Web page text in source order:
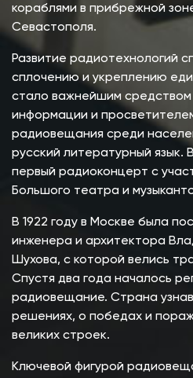
кораблями в прибрежной
Севастополя.
Развитие радиотехнологий
сплочению и укреплению
стало важнейшим
информации и
радиовещания среди
русский литературный язык.
первый радиоконцерт с
Большого театра и
В 1922 году в Москве была
инженера и архитектора
Шухова, с которой велись
Спустя два года началось
радиовещание. Страна
решениях, о победах и
великих строек.
Ключевой фигурой